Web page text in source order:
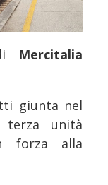
Mercitalia
giunta nel
unità
forza alla